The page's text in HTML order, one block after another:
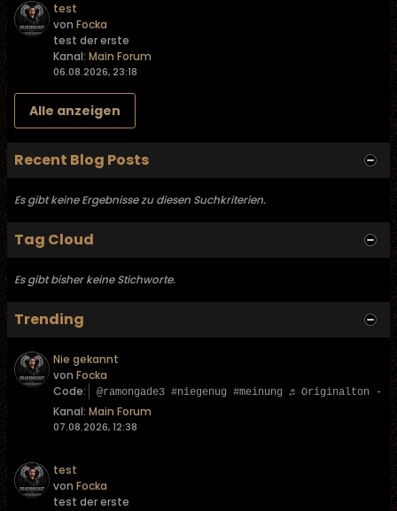
test
von Focka
test der erste
Kanal: Main Forum
06.08.2026, 23:18
Alle anzeigen
Recent Blog Posts
Es gibt keine Ergebnisse zu diesen Suchkriterien.
Tag Cloud
Es gibt bisher keine Stichworte.
Trending
Nie gekannt
von Focka
Code:
@ramongade3 #niegenug #meinung ♬ Originalton -
Kanal: Main Forum
07.08.2026, 12:38
test
von Focka
test der erste